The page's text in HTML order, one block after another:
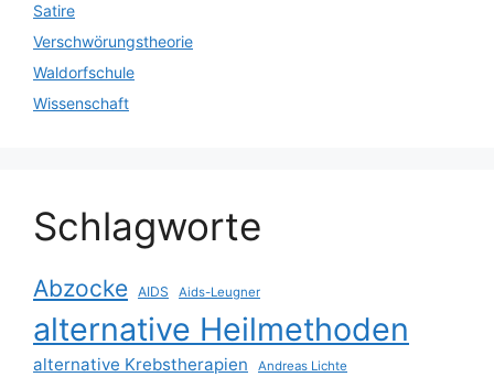
Satire
Verschwörungstheorie
Waldorfschule
Wissenschaft
Schlagworte
Abzocke AIDS Aids-Leugner
alternative Heilmethoden
alternative Krebstherapien Andreas Lichte